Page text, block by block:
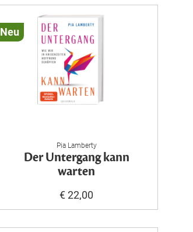
Neu
Pia Lamberty
Der Untergang kann
warten
€ 22,00